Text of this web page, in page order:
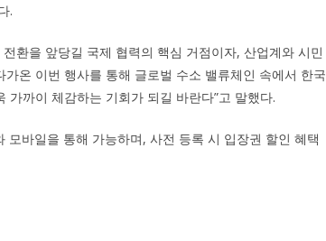
.
환을 앞당길 국제 협력의 핵심 거점이자, 산업계와 시민
온 이번 행사를 통해 글로벌 수소 밸류체인 속에서 한국
까이 체감하는 기회가 되길 바란다”고 말했다.
바일을 통해 가능하며, 사전 등록 시 입장권 할인 혜택